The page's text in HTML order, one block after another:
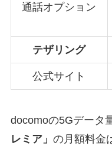
通話オプション
テザリング
公式サイト
docomoの5Gデータ
レミア」 の月額料金